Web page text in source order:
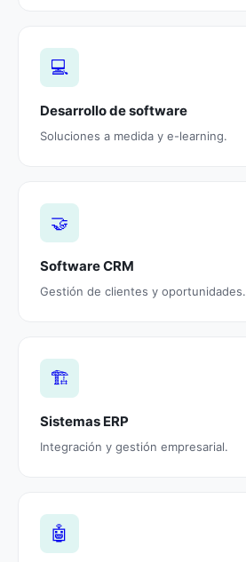
💻
Desarrollo de software
Soluciones a medida y e-learning.
🤝
Software CRM
Gestión de clientes y oportunidades.
🏗️
Sistemas ERP
Integración y gestión empresarial.
🤖